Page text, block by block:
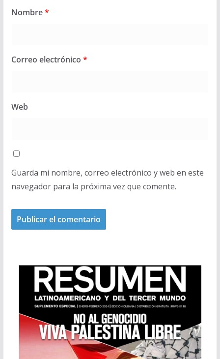
Nombre*
Correo electrónico *
Web
Guarda mi nombre, correo electrónico y web en este
navegador para la próxima vez que comente.